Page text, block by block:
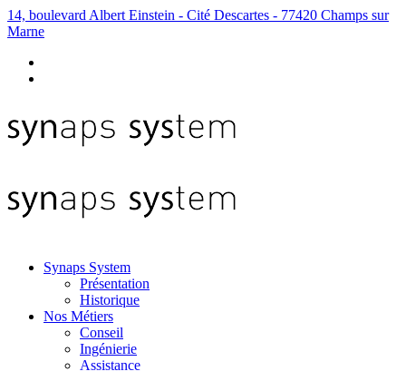
14, boulevard Albert Einstein - Cité Descartes - 77420 Champs sur
Marne
Synaps System
Présentation
Historique
Nos Métiers
Conseil
Ingénierie
Assistance